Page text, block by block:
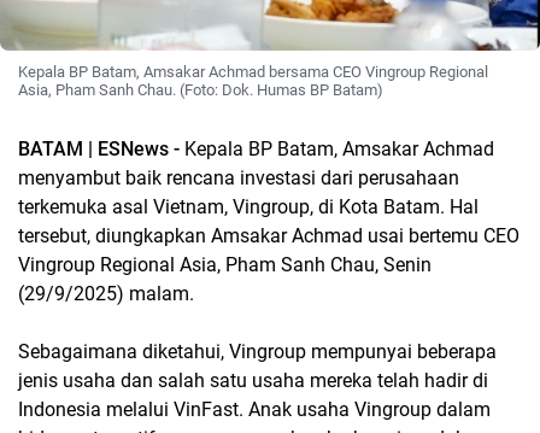
Kepala BP Batam, Amsakar Achmad bersama CEO Vingroup Regional
Asia, Pham Sanh Chau. (Foto: Dok. Humas BP Batam)
BATAM | ESNews - Kepala BP Batam, Amsakar Achmad
menyambut baik rencana investasi dari perusahaan
terkemuka asal Vietnam, Vingroup, di Kota Batam. Hal
tersebut, diungkapkan Amsakar Achmad usai bertemu CEO
Vingroup Regional Asia, Pham Sanh Chau, Senin
(29/9/2025) malam.
Sebagaimana diketahui, Vingroup mempunyai beberapa
jenis usaha dan salah satu usaha mereka telah hadir di
Indonesia melalui VinFast. Anak usaha Vingroup dalam